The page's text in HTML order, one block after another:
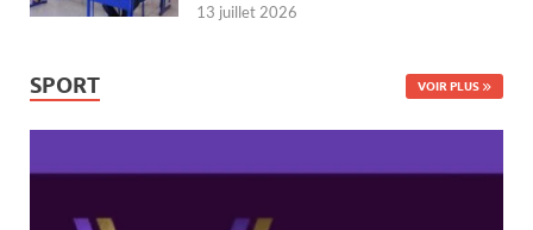
13 juillet 2026
SPORT VOIR PLUS